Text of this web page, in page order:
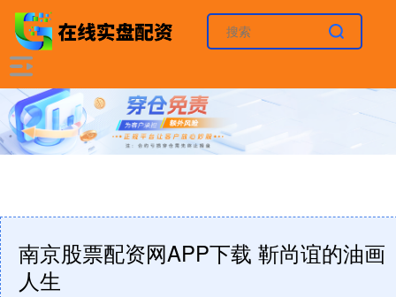
南京股票配资网APP下载 靳尚谊的油画
人生